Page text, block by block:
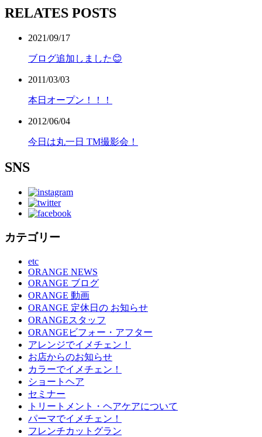
RELATES POSTS
2021/09/17
ブログ追加しました😊
2011/03/03
本日オープン！！！
2012/06/04
今日は丸一日 TM撮影会！
SNS
カテゴリー
etc
ORANGE NEWS
ORANGE ブログ
ORANGE 動画
ORANGE 定休日の お知らせ
ORANGEスタッフ
ORANGEビフォー・アフター
アレンジでイメチェン！
お店からのお知らせ
カラーでイメチェン！
ショートヘア
セミナー
トリートメント・ヘアケアについて
パーマでイメチェン！
フレンチカットグラン